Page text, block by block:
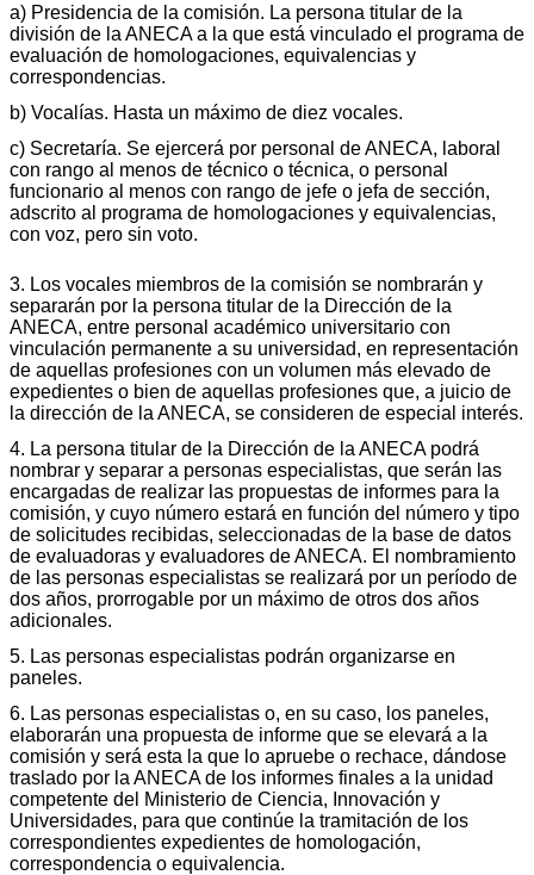
a) Presidencia de la comisión. La persona titular de la
división de la ANECA a la que está vinculado el programa de
evaluación de homologaciones, equivalencias y
correspondencias.
b) Vocalías. Hasta un máximo de diez vocales.
c) Secretaría. Se ejercerá por personal de ANECA, laboral
con rango al menos de técnico o técnica, o personal
funcionario al menos con rango de jefe o jefa de sección,
adscrito al programa de homologaciones y equivalencias,
con voz, pero sin voto.
3. Los vocales miembros de la comisión se nombrarán y
separarán por la persona titular de la Dirección de la
ANECA, entre personal académico universitario con
vinculación permanente a su universidad, en representación
de aquellas profesiones con un volumen más elevado de
expedientes o bien de aquellas profesiones que, a juicio de
la dirección de la ANECA, se consideren de especial interés.
4. La persona titular de la Dirección de la ANECA podrá
nombrar y separar a personas especialistas, que serán las
encargadas de realizar las propuestas de informes para la
comisión, y cuyo número estará en función del número y tipo
de solicitudes recibidas, seleccionadas de la base de datos
de evaluadoras y evaluadores de ANECA. El nombramiento
de las personas especialistas se realizará por un período de
dos años, prorrogable por un máximo de otros dos años
adicionales.
5. Las personas especialistas podrán organizarse en
paneles.
6. Las personas especialistas o, en su caso, los paneles,
elaborarán una propuesta de informe que se elevará a la
comisión y será esta la que lo apruebe o rechace, dándose
traslado por la ANECA de los informes finales a la unidad
competente del Ministerio de Ciencia, Innovación y
Universidades, para que continúe la tramitación de los
correspondientes expedientes de homologación,
correspondencia o equivalencia.